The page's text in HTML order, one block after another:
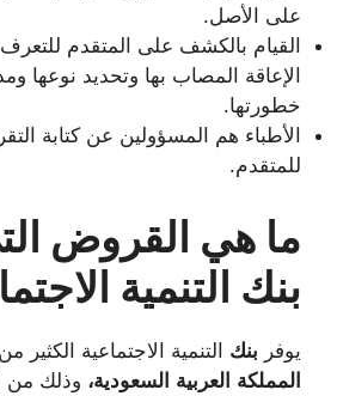
على الأصل.
القيام بالكشف على المتقدم
الإعاقة المصاب بها وتحديد نوعها
خطورتها.
الأطباء هم المسؤولين عن كتابة
للمتقدم.
ما هي القروض
بنك التنمية
يوفر بنك التنمية الاجتماعية
المملكة العربية السعودية، وذلك من